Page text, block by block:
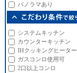
パノラマあり
システムキッチン
カウンターキッチン
IHクッキングヒーター
ガスコンロ使用可
2口以上コンロ